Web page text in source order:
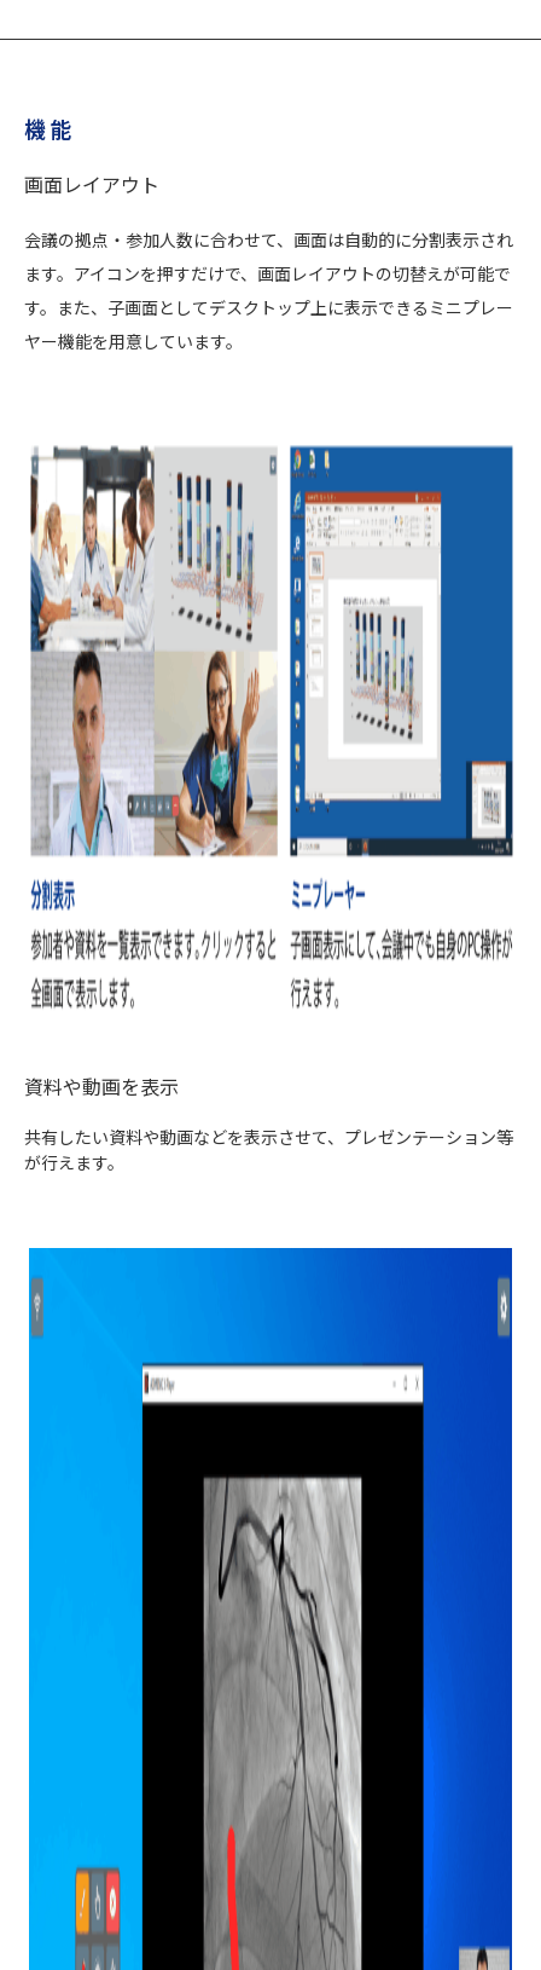
機 能
画面レイアウト
会議の拠点・参加人数に合わせて、画面は自動的に分割表示され
ます。アイコンを押すだけで、画面レイアウトの切替えが可能で
す。また、子画面としてデスクトップ上に表示できるミニプレー
ヤー機能を用意しています。
資料や動画を表示
共有したい資料や動画などを表示させて、プレゼンテーション等
が行えます。